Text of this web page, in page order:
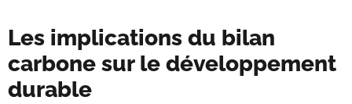
Les implications du bilan
carbone sur le développement
durable